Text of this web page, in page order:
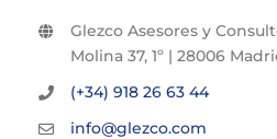
Glezco Asesores y
Molina 37, 1º | 28006
(+34) 918 26 63 44
info@glezco.com